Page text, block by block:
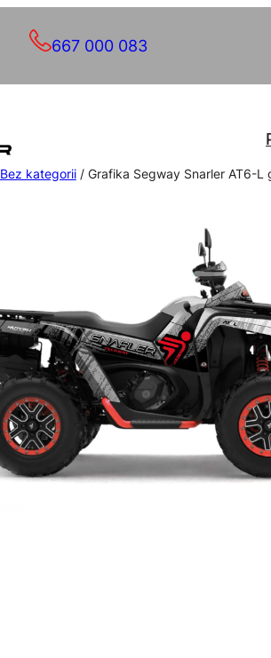
667 000 083
Bez kategorii/ Grafika Segway Snarler AT6-L